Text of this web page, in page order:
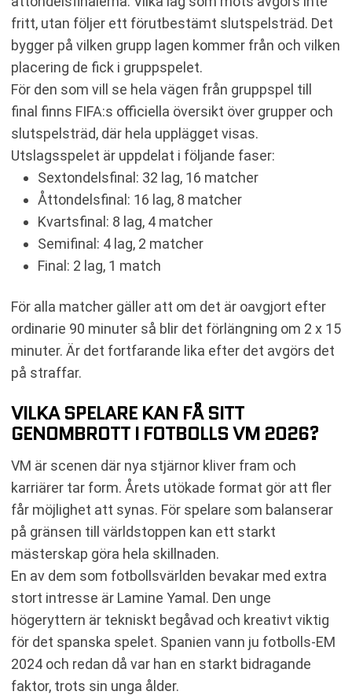
fritt, utan följer ett förutbestämt slutspelsträd. Det
bygger på vilken grupp lagen kommer från och vilken
placering de fick i gruppspelet.
För den som vill se hela vägen från gruppspel till
final finns FIFA:s officiella översikt över grupper och
slutspelsträd, där hela upplägget visas.
Utslagsspelet är uppdelat i följande faser:
Sextondelsfinal: 32 lag, 16 matcher
Åttondelsfinal: 16 lag, 8 matcher
Kvartsfinal: 8 lag, 4 matcher
Semifinal: 4 lag, 2 matcher
Final: 2 lag, 1 match
För alla matcher gäller att om det är oavgjort efter
ordinarie 90 minuter så blir det förlängning om 2 x 15
minuter. Är det fortfarande lika efter det avgörs det
på straffar.
VILKA SPELARE KAN FÅ SITT
GENOMBROTT I FOTBOLLS VM 2026?
VM är scenen där nya stjärnor kliver fram och
karriärer tar form. Årets utökade format gör att fler
får möjlighet att synas. För spelare som balanserar
på gränsen till världstoppen kan ett starkt
mästerskap göra hela skillnaden.
En av dem som fotbollsvärlden bevakar med extra
stort intresse är Lamine Yamal. Den unge
högeryttern är tekniskt begåvad och kreativt viktig
för det spanska spelet. Spanien vann ju fotbolls-EM
2024 och redan då var han en starkt bidragande
faktor, trots sin unga ålder.